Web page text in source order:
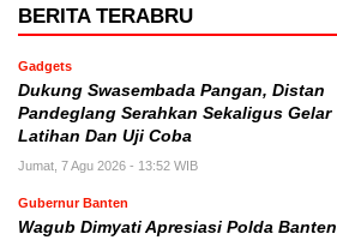
BERITA TERABRU
Gadgets
Dukung Swasembada Pangan, Distan
Pandeglang Serahkan Sekaligus Gelar
Latihan Dan Uji Coba
Jumat, 7 Agu 2026 - 13:52 WIB
Gubernur Banten
Wagub Dimyati Apresiasi Polda Banten